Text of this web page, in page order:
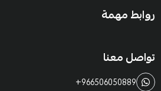
روابط مهمة
تواصل معنا
+966506050889